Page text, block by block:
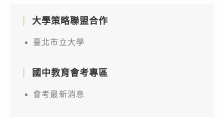
大學策略聯盟合作
臺北市立大學
國中教育會考專區
會考最新消息